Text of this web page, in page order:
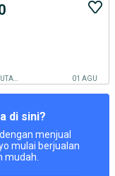
01 AGU
di sini?
menjual
mulai berjualan
mudah.